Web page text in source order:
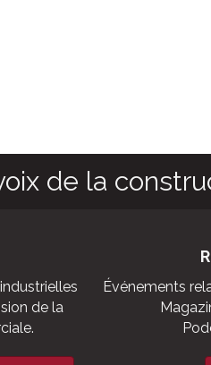
de la
de la
Événements